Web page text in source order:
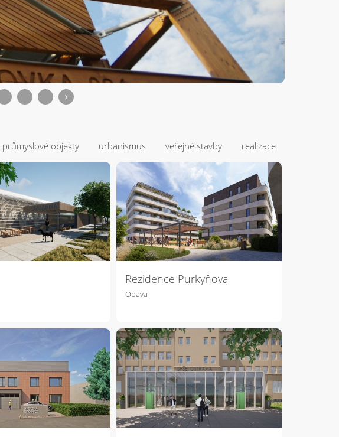
průmyslové objekty urbanismus veřejné stavby realizace
Rezidence Purkyňova
Opava